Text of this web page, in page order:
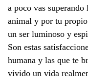
a poco vas
animal y por tu
un ser luminoso y
Son estas
humana y las que te
vivido un vida